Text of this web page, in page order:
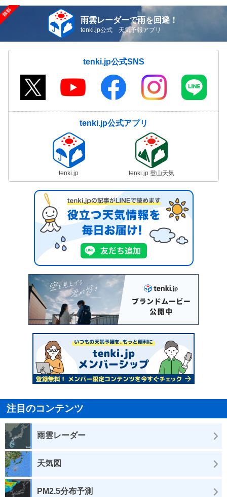
雨雲レーダーで雨を回避！
tenki.jp公式 天気予報アプリ
tenki.jp公式SNS
tenki.jp公式アプリ
tenki.jp tenki.jp 登山天気
注目のコンテンツ
雨雲レーダー
天気図
PM2.5分布予測